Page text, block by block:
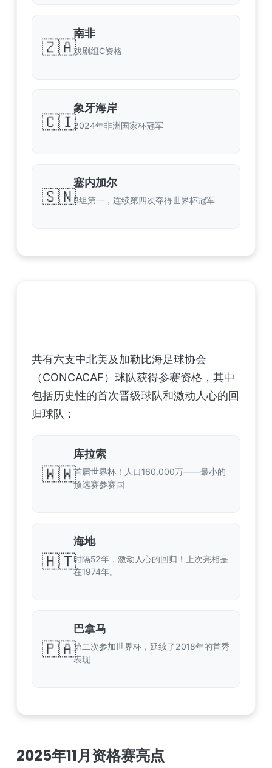
🇿🇦
南非
戏剧组C资格
🇨🇮
象牙海岸
2024年非洲国家杯冠军
🇸🇳
塞内加尔
B组第一，连续第四次夺得世界杯冠军
共有六支中北美及加勒比海足球协会
（CONCACAF）球队获得参赛资格，其中
包括历史性的首次晋级球队和激动人心的回
归球队：
🇼🇼
库拉索
首届世界杯！人口160,000万——最小的
预选赛参赛国
🇭🇹
海地
时隔52年，激动人心的回归！上次亮相是
在1974年。
🇵🇦
巴拿马
第二次参加世界杯，延续了2018年的首秀
表现
2025年11月资格赛亮点